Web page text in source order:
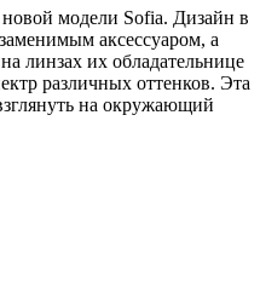
модели Sofia. Дизайн в
аксессуаром, а
линзах их обладательнице
различных оттенков. Эта
на окружающий